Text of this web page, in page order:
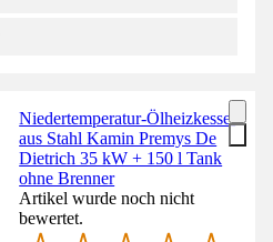
Niedertemperatur-Ölheizkessel
aus Stahl Kamin Premys De
Dietrich 35 kW + 150 l Tank
ohne Brenner
Artikel wurde noch nicht
bewertet.